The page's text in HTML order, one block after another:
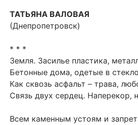
ТАТЬЯНА ВАЛОВАЯ
(Днепропетровск)
* * *
Земля. Засилье пластика,
Бетонные дома, одетые в
Как сквозь асфальт – трава,
Связь двух сердец. Наперекор,
Всем каменным устоям и